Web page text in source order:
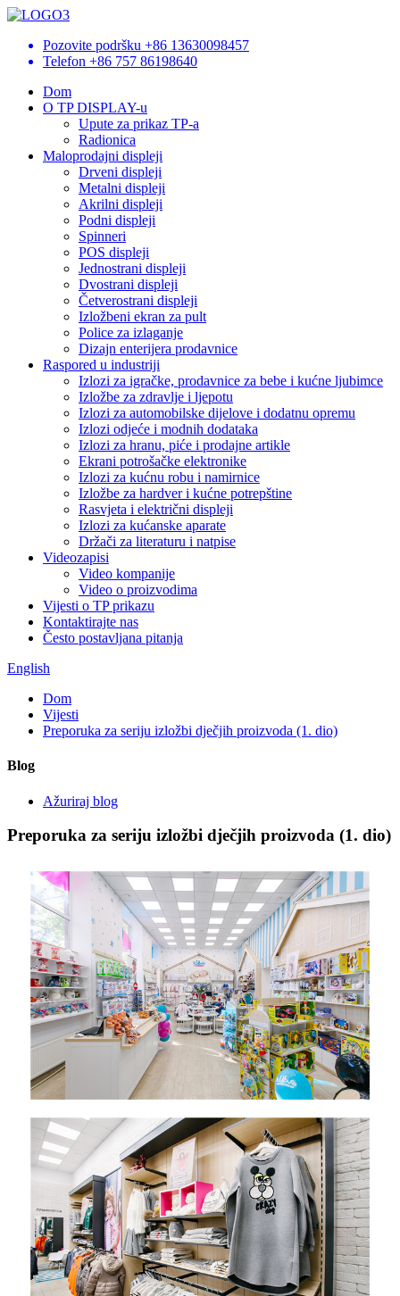
Pozovite podršku +86 13630098457
Telefon +86 757 86198640
Dom
O TP DISPLAY-u
Upute za prikaz TP-a
Radionica
Maloprodajni displeji
Drveni displeji
Metalni displeji
Akrilni displeji
Podni displeji
Spinneri
POS displeji
Jednostrani displeji
Dvostrani displeji
Četverostrani displeji
Izložbeni ekran za pult
Police za izlaganje
Dizajn enterijera prodavnice
Raspored u industriji
Izlozi za igračke, prodavnice za bebe i kućne ljubimce
Izložbe za zdravlje i ljepotu
Izlozi za automobilske dijelove i dodatnu opremu
Izlozi odjeće i modnih dodataka
Izlozi za hranu, piće i prodajne artikle
Ekrani potrošačke elektronike
Izlozi za kućnu robu i namirnice
Izložbe za hardver i kućne potrepštine
Rasvjeta i električni displeji
Izlozi za kućanske aparate
Držači za literaturu i natpise
Videozapisi
Video kompanije
Video o proizvodima
Vijesti o TP prikazu
Kontaktirajte nas
Često postavljana pitanja
English
Dom
Vijesti
Preporuka za seriju izložbi dječjih proizvoda (1. dio)
Blog
Ažuriraj blog
Preporuka za seriju izložbi dječjih proizvoda (1. dio)